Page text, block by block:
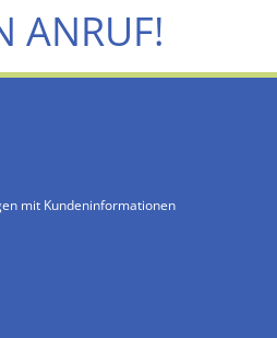
ANRUF!
mit Kundeninformationen